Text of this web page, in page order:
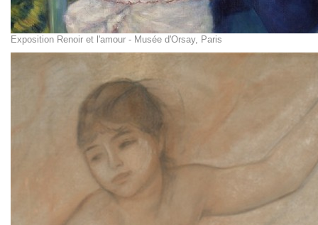
Exposition Renoir et l'amour - Musée d'Orsay, Paris